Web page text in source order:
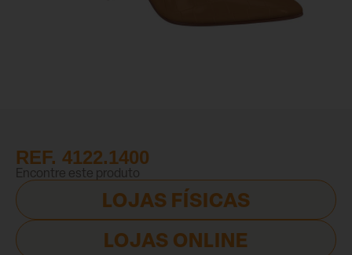
REF. 4122.1400
Encontre este produto
LOJAS FÍSICAS
LOJAS ONLINE